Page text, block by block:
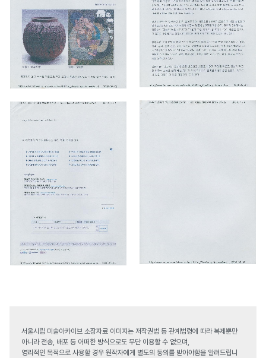
서울시립 미술아카이브 소장자료 이미지는 저작권법 등 관계법령에 따라 복제뿐만
아니라 전송, 배포 등 어떠한 방식으로도 무단 이용할 수 없으며,
영리적인 목적으로 사용할 경우 원작자에게 별도의 동의를 받아야함을 알려드립니